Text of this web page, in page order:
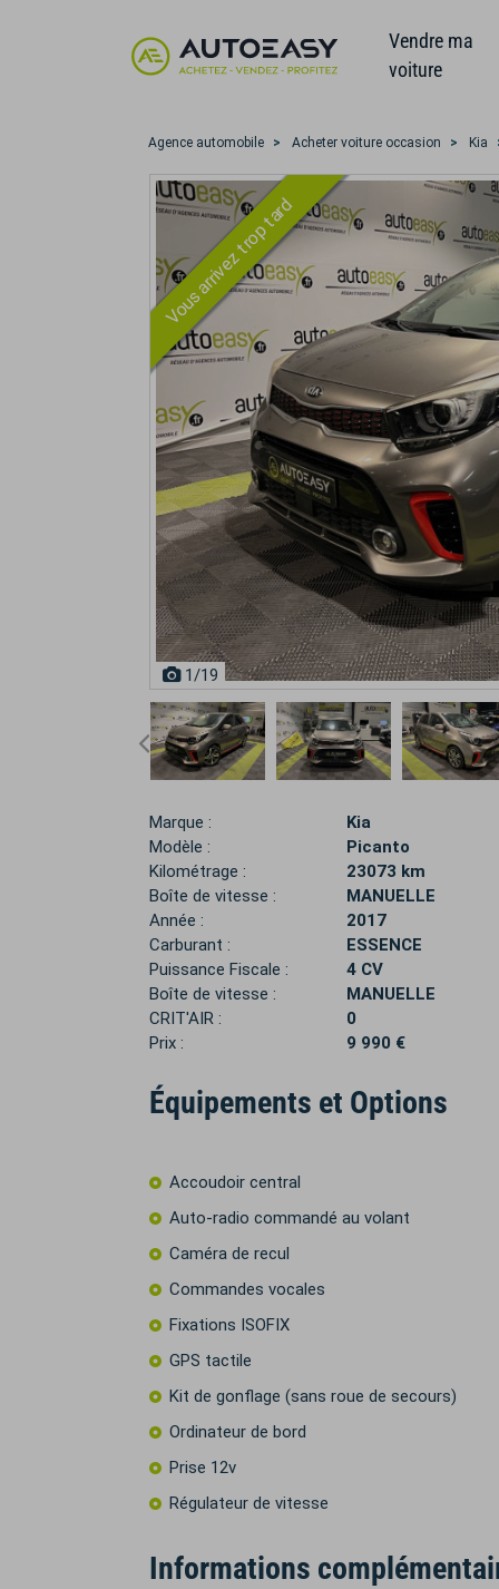
Vendre ma
voiture
Agence automobile Acheter voiture occasion Kia
Vous arrivez trop tard
1/19
Marque :
Kia
Modèle :
Picanto
Kilométrage :
23073 km
Boîte de vitesse :
MANUELLE
Année :
2017
Carburant :
ESSENCE
Puissance Fiscale :
4 CV
Boîte de vitesse :
MANUELLE
CRIT'AIR :
0
Prix :
9 990 €
Équipements et Options
Accoudoir central
Auto-radio commandé au volant
Caméra de recul
Commandes vocales
Fixations ISOFIX
GPS tactile
Kit de gonflage (sans roue de secours)
Ordinateur de bord
Prise 12v
Régulateur de vitesse
Informations